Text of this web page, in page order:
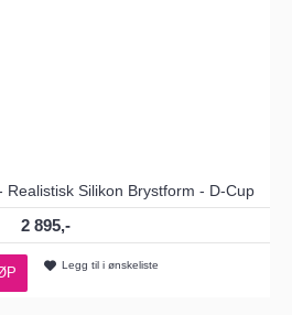
Realistisk Silikon Brystform - D-Cup
2 895,-
Legg til i ønskeliste